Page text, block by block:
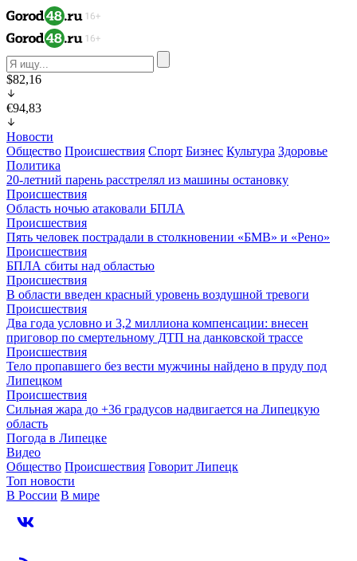
$82,16
€94,83
Новости
Общество Происшествия Спорт Бизнес Культура Здоровье
Политика
20-летний парень расстрелял из машины остановку
Происшествия
Область ночью атаковали БПЛА
Происшествия
Пять человек пострадали в столкновении «БМВ» и «Рено»
Происшествия
БПЛА сбиты над областью
Происшествия
В области введен красный уровень воздушной тревоги
Происшествия
Два года условно и 3,2 миллиона компенсации: внесен
приговор по смертельному ДТП на данковской трассе
Происшествия
Тело пропавшего без вести мужчины найдено в пруду под
Липецком
Происшествия
Сильная жара до +36 градусов надвигается на Липецкую
область
Погода в Липецке
Видео
Общество Происшествия Говорит Липецк
Топ новости
В России В мире